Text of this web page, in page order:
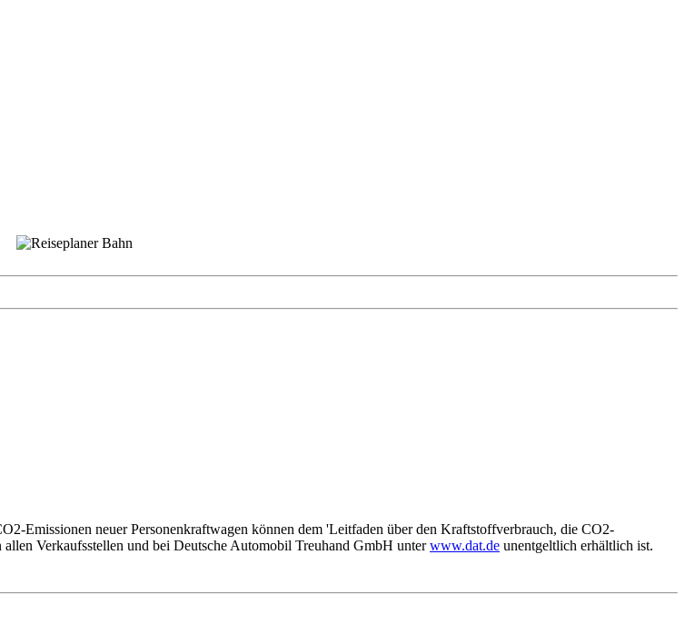
Emissionen neuer Personenkraftwagen können dem 'Leitfaden über den Kraftstoffverbrauch, die CO2-
Verkaufsstellen und bei Deutsche Automobil Treuhand GmbH unterwww.dat.de unentgeltlich erhältlich ist.